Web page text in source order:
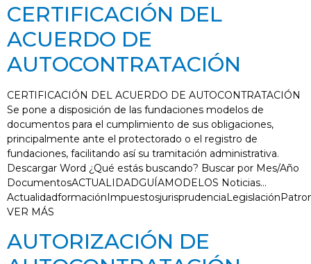
CERTIFICACIÓN DEL
ACUERDO DE
AUTOCONTRATACIÓN
CERTIFICACIÓN DEL ACUERDO DE AUTOCONTRATACIÓN
Se pone a disposición de las fundaciones modelos de
documentos para el cumplimiento de sus obligaciones,
principalmente ante el protectorado o el registro de
fundaciones, facilitando así su tramitación administrativa.
Descargar Word ¿Qué estás buscando? Buscar por Mes/Año
DocumentosACTUALIDADGUÍAMODELOS Noticias…
VER MÁS
AUTORIZACIÓN DE